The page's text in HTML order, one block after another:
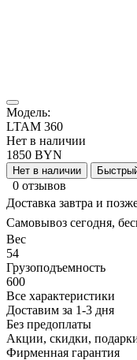
Модель:
LTAM 360
Нет в наличии
1850 BYN
Нет в наличии
0 отзывов
Доставка завтра и
Самовывоз сегодня,
Вес
54
Грузоподъемность
600
Все характеристики
Доставим за 1-3 дня
Без предоплаты
Акции, скидки,
Фирменная гарантия